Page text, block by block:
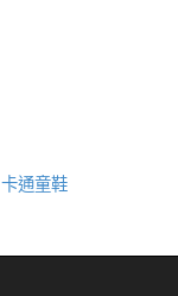
卡通童鞋